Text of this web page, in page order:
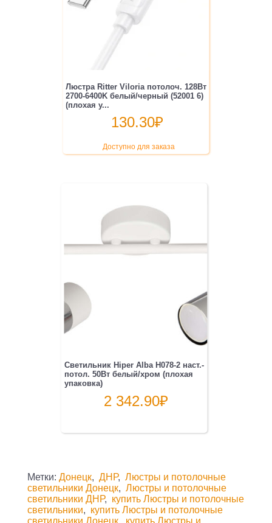
Люстра Ritter Viloria потолоч. 128Вт
2700-6400K белый/черный (52001 6)
(плохая у...
130.30₽
Доступно для заказа
Светильник Hiper Alba H078-2 наст.-
потол. 50Вт белый/хром (плохая
упаковка)
2 342.90₽
Метки: Донецк, ДНР, Люстры и потолочные
светильники Донецк, Люстры и потолочные
светильники ДНР, купить Люстры и потолочные
светильники, купить Люстры и потолочные
светильники Донецк, купить Люстры и